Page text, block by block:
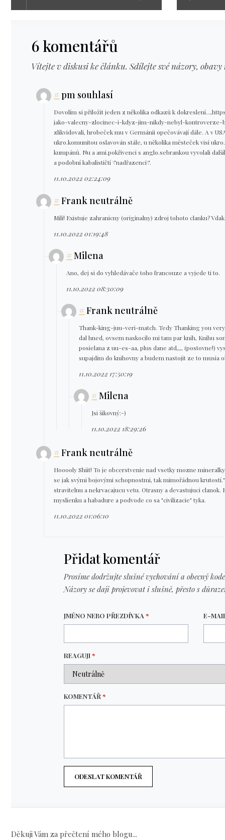
6 komentářů
Vítejte v diskusi ke článku. Sdílejte své názory,
#pm souhlasí
Dovolím si přiložit jeden z několika odkazů k
jako-valecny-zlocinec-i-kdyz-jim-nikdy-nebyl-kontroverze-
zlikvidovali, hrobeček mu v Germánii opečovávají dále. A v
ukro.komunitou oslavován stále, u několika městeček visí
kumpánů. Nu a ami.pokřivenci s anglo.sebrankou vyvolali
a podobní kabalističtí \"nadřazenci\".
11.10.2022 02:24:09
#Frank neutrálně
Mili! Existuje zahranicny (originalny) zdroj tohoto clanku?
11.10.2022 01:19:48
#Milena
Ano, dej si do vyhledávače toho francouze a vyjede ti to.
11.10.2022 08:30:09
#Frank neutrálně
Thank-king-juu-veri-match. Tedy Thanking you
dal hned, ovsem naskocilo mi tam par knih, Knihu
posielana z uu-es-aa, plus dane atd,,,, (postovne!)
supajdim do knihovny a budem nastojit ze to musia
11.10.2022 17:50:19
#Milena
Jsi šikovný:-)
11.10.2022 18:29:26
#Frank neutrálně
Hooooly Shiit! To je obcerstvenie nad vsetky mozne
se jak svými bojovými schopnostmi, tak mimořádnou
stravitelnu a nekrvacajucu vetu. Otrasny a devastujuci
myslienku a habadure a podvode co sa "civilizacie" tyka.
11.10.2022 01:06:10
Přidat komentář
Prosíme dodržujte slušné vychování a obecný
Názory se daji projevovat i slušně, přesto s
JMÉNO NEBO PŘEZDÍVKA* E-
REAGUJI*
KOMENTÁŘ*
ODESLAT KOMENTÁŘ
Děkuji Vám za přečtení mého blogu...